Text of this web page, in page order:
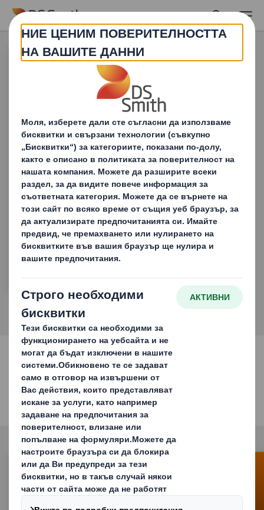
Skip to main content
Медии
Следвайте най-новите ни
материали, които анализират
тенденциите,
предизвикателствата и
възможностите, формиращи
Социални мрежи
Посетете ни!